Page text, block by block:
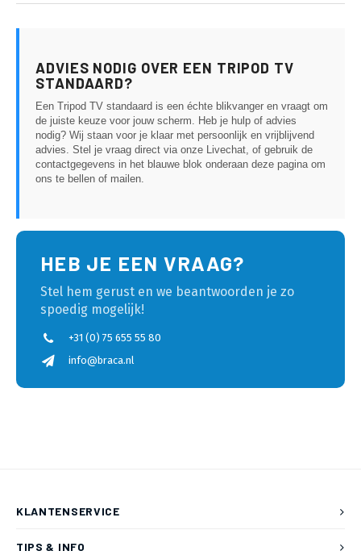
ADVIES NODIG OVER EEN TRIPOD TV
STANDAARD?
Een Tripod TV standaard is een échte blikvanger en vraagt om
de juiste keuze voor jouw scherm. Heb je hulp of advies
nodig? Wij staan voor je klaar met persoonlijk en vrijblijvend
advies. Stel je vraag direct via onze Livechat, of gebruik de
contactgegevens in het blauwe blok onderaan deze pagina om
ons te bellen of mailen.
HEB JE EEN VRAAG?
Stel hem gerust en we beantwoorden je zo
spoedig mogelijk!
+31 (0) 75 655 55 80
info@braca.nl
KLANTENSERVICE
TIPS & INFO